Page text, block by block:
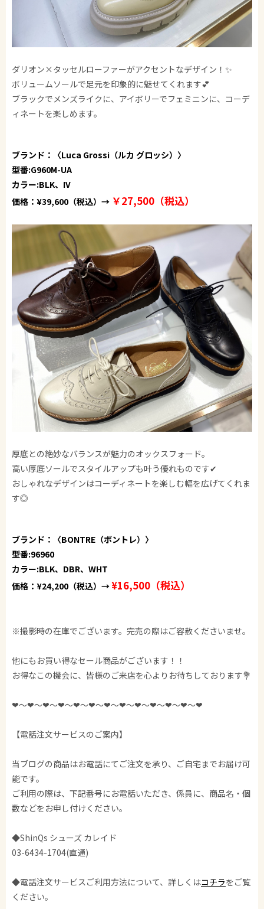
ダリオン×タッセルローファーがアクセントなデザイン！✨
ボリュームソールで足元を印象的に魅せてくれます💕
ブラックでメンズライクに、アイボリーでフェミニンに、コーデ
ィネートを楽しめます。
ブランド：〈Luca Grossi（ルカ グロッシ）〉
型番:G960M-UA
カラー:BLK、IV
価格：¥39,600（税込）→ ￥27,500（税込）
厚底との絶妙なバランスが魅力のオックスフォード。
高い厚底ソールでスタイルアップも叶う優れものです✔
おしゃれなデザインはコーディネートを楽しむ幅を広げてくれま
す◎
ブランド：〈BONTRE（ボントレ）〉
型番:96960
カラー:BLK、DBR、WHT
価格：¥24,200（税込）→¥16,500（税込）
※撮影時の在庫でございます。完売の際はご容赦くださいませ。
他にもお買い得なセール商品がございます！！
お得なこの機会に、皆様のご来店を心よりお待ちしております💐
❤︎〜❤︎〜❤︎〜❤︎〜❤︎〜❤︎〜❤︎〜❤︎〜❤︎〜❤︎〜❤︎〜❤︎〜❤︎
【電話注文サービスのご案内】
当ブログの商品はお電話にてご注文を承り、ご自宅までお届け可
能です。
ご利用の際は、下記番号にお電話いただき、係員に、商品名・個
数などをお申し付けください。
◆ShinQs シューズ カレイド
03-6434-1704(直通)
◆電話注文サービスご利用方法について、詳しくはコチラをご覧
ください。